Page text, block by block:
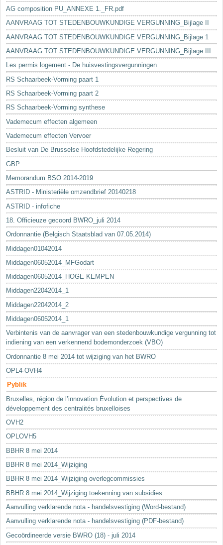
AG composition PU_ANNEXE 1._FR.pdf
AANVRAAG TOT STEDENBOUWKUNDIGE VERGUNNING_Bijlage II
AANVRAAG TOT STEDENBOUWKUNDIGE VERGUNNING_Bijlage 1
AANVRAAG TOT STEDENBOUWKUNDIGE VERGUNNING_Bijlage III
Les permis logement - De huisvestingsvergunningen
RS Schaarbeek-Vorming paart 1
RS Schaarbeek-Vorming paart 2
RS Schaarbeek-Vorming synthese
Vademecum effecten algemeen
Vademecum effecten Vervoer
Besluit van De Brusselse Hoofdstedelijke Regering
GBP
Memorandum BSO 2014-2019
ASTRID - Ministeriële omzendbrief 20140218
ASTRID - infofiche
18. Officieuze gecoord BWRO_juli 2014
Ordonnantie (Belgisch Staatsblad van 07.05.2014)
Middagen01042014
Middagen06052014_MFGodart
Middagen06052014_HOGE KEMPEN
Middagen22042014_1
Middagen22042014_2
Middagen06052014_1
Verbintenis van de aanvrager van een stedenbouwkundige vergunning tot
indiening van een verkennend bodemonderzoek (VBO)
Ordonnantie 8 mei 2014 tot wijziging van het BWRO
OPL4-OVH4
Pyblik
Bruxelles, région de l’innovation Évolution et perspectives de
développement des centralités bruxelloises
OVH2
OPLOVH5
BBHR 8 mei 2014
BBHR 8 mei 2014_Wijziging
BBHR 8 mei 2014_Wijziging overlegcommissies
BBHR 8 mei 2014_Wijziging toekenning van subsidies
Aanvulling verklarende nota - handelsvestiging (Word-bestand)
Aanvulling verklarende nota - handelsvestiging (PDF-bestand)
Gecoördineerde versie BWRO (18) - juli 2014